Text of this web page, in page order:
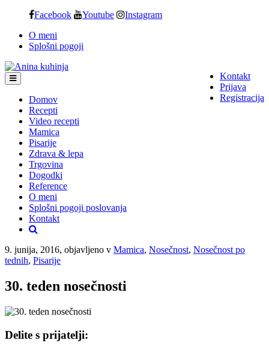
content
Facebook Youtube Instagram
O meni
Splošni pogoji
Kontakt
Prijava
Registracija
Domov
Recepti
Video recepti
Mamica
Pisarije
Zdrava & lepa
Trgovina
Dogodki
Reference
O meni
Splošni pogoji poslovanja
Kontakt
9. junija, 2016, objavljeno v Mamica, Nosečnost, Nosečnost po
tednih, Pisarije
30. teden nosečnosti
Delite s prijatelji: